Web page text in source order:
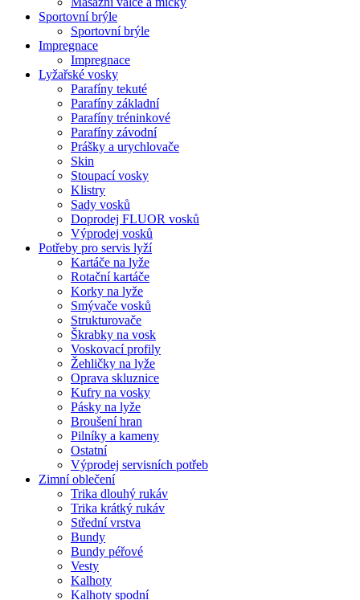
Sportovní brýle
Sportovní brýle
Impregnace
Impregnace
Lyžařské vosky
Parafíny tekuté
Parafíny základní
Parafíny tréninkové
Parafíny závodní
Prášky a urychlovače
Skin
Stoupací vosky
Klistry
Sady vosků
Doprodej FLUOR vosků
Výprodej vosků
Potřeby pro servis lyží
Kartáče na lyže
Rotační kartáče
Korky na lyže
Smývače vosků
Strukturovače
Škrabky na vosk
Voskovací profily
Žehličky na lyže
Oprava skluznice
Kufry na vosky
Pásky na lyže
Broušení hran
Pilníky a kameny
Ostatní
Výprodej servisních potřeb
Zimní oblečení
Trika dlouhý rukáv
Trika krátký rukáv
Střední vrstva
Bundy
Bundy péřové
Vesty
Kalhoty
Kalhoty spodní